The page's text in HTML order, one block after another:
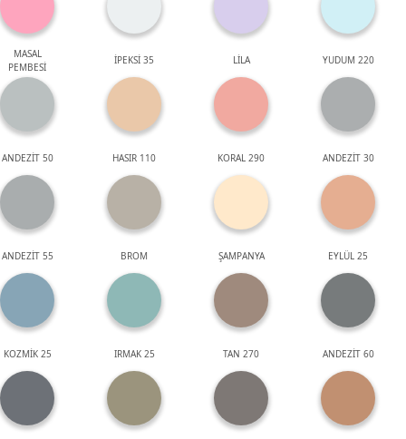
MASAL
PEMBESİ
İPEKSİ 35 LİLA YUDUM 220
ANDEZİT 50 HASIR 110 KORAL 290 ANDEZİT 30
ANDEZİT 55 BROM ŞAMPANYA EYLÜL 25
KOZMİK 25 IRMAK 25 TAN 270 ANDEZİT 60